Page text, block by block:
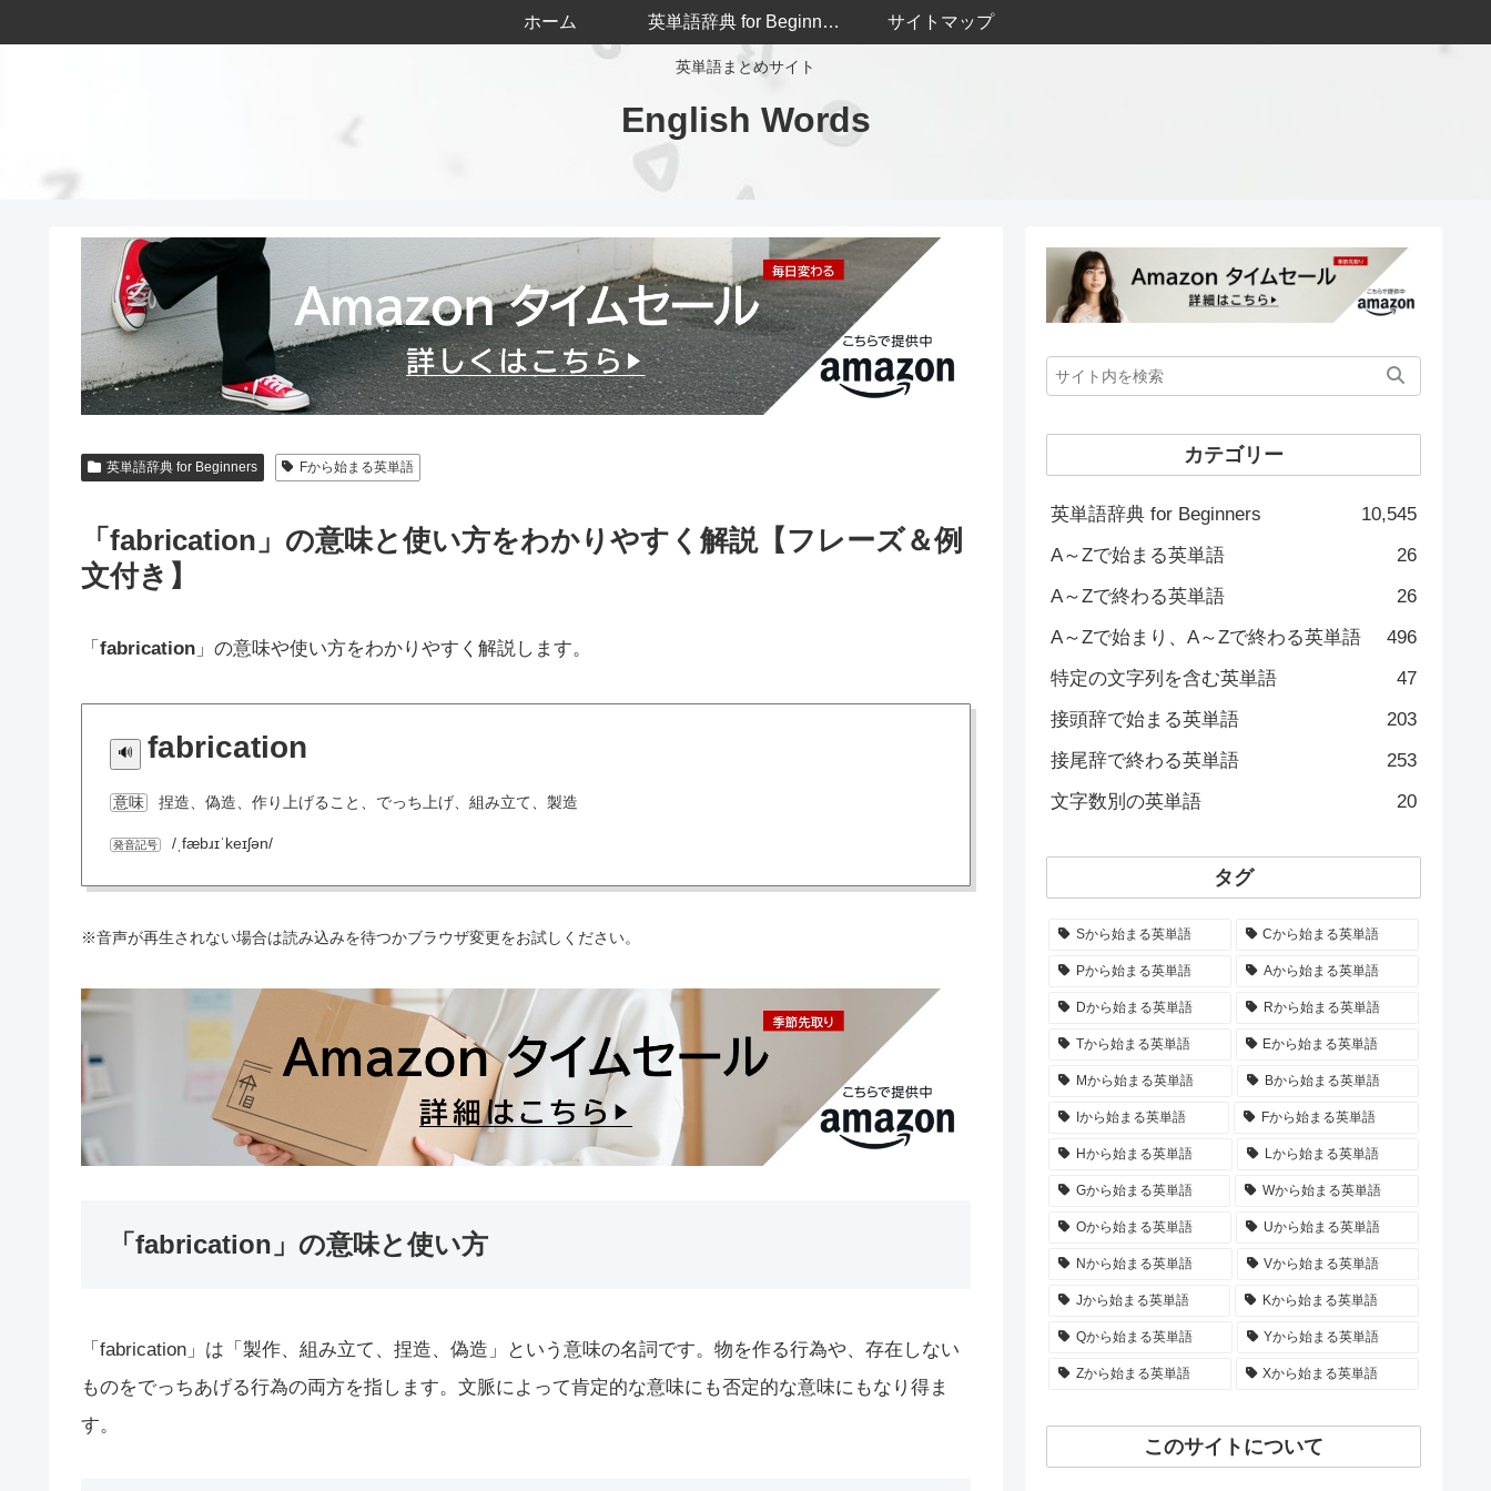
英単語まとめサイト
English Words
ホーム 英単語辞典 for Beginners サイトマップ
英単語辞典 for Beginners Fから始まる英単語
「fabrication」の意味と使い方をわかりやすく解説【フレーズ＆例
文付き】
「 fabrication 」の意味や使い方をわかりやすく解説します。
fabrication
意味 捏造、偽造、作り上げること、でっち上げ、組み立て、製造
発音記号 /ˌfæbɹɪˈkeɪʃən/
※音声が再生されない場合は読み込みを待つかブラウザ変更をお試しください。
「fabrication」の意味と使い方
「fabrication」は「製作、組み立て、捏造、偽造」という意味の名詞です。物を作る行為や、存在しない
ものをでっちあげる行為の両方を指します。文脈によって肯定的な意味にも否定的な意味にもなり得ま
す。
カテゴリー
英単語辞典 for Beginners
10,545
A～Zで始まる英単語
26
A～Zで終わる英単語
26
A～Zで始まり、A～Zで終わる英単語
496
特定の文字列を含む英単語
47
接頭辞で始まる英単語
203
接尾辞で終わる英単語
253
文字数別の英単語
20
タグ
Sから始まる英単語 Cから始まる英単語
Pから始まる英単語 Aから始まる英単語
Dから始まる英単語 Rから始まる英単語
Tから始まる英単語 Eから始まる英単語
Mから始まる英単語 Bから始まる英単語
Iから始まる英単語 Fから始まる英単語
Hから始まる英単語 Lから始まる英単語
Gから始まる英単語 Wから始まる英単語
Oから始まる英単語 Uから始まる英単語
Nから始まる英単語 Vから始まる英単語
Jから始まる英単語 Kから始まる英単語
Qから始まる英単語 Yから始まる英単語
Zから始まる英単語 Xから始まる英単語
このサイトについて